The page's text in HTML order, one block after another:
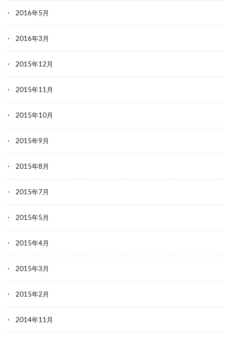
2016年5月
2016年3月
2015年12月
2015年11月
2015年10月
2015年9月
2015年8月
2015年7月
2015年5月
2015年4月
2015年3月
2015年2月
2014年11月